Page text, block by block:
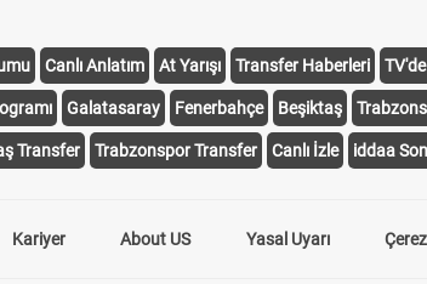
Canlı Anlatım At Yarışı Transfer Haberleri
Galatasaray Fenerbahçe Beşiktaş
Transfer Trabzonspor Transfer Canlı İzle iddaa
Kariyer About US Yasal Uyarı